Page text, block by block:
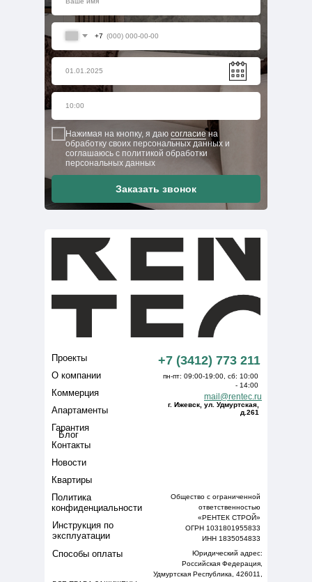
+7
Нажимая на кнопку, я даю согласиена
обработку своих персональных данных и
соглашаюсь с политикой обработки
персональных данных
Заказать звонок
пн-пт: 09:00-19:00, сб: 10:00
- 14:00
г. Ижевск, ул. Удмуртская,
д.261
+7 (3412) 773 211
Политика
конфиденциальности
Инструкция по
эксплуатации
Контакты
Новости
Квартиры
Способы оплаты
Гарантия
Блог
Коммерция
Апартаменты
О компании
Проекты
mail@rentec.ru
Общество с ограниченной
ответственностью
«РЕНТЕК СТРОЙ»
ОГРН 1031801955833
ИНН 1835054833
Юридический адрес:
Российская Федерация,
Удмуртская Республика, 426011,